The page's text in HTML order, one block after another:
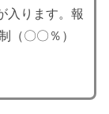
入ります。報
（〇〇％）